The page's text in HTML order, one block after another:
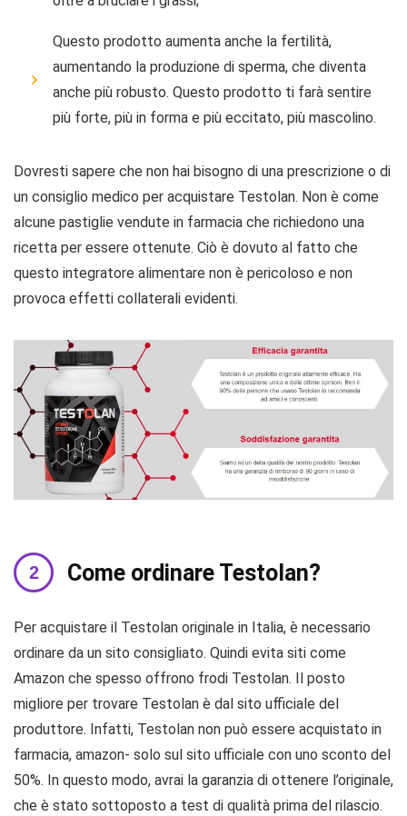
Questo prodotto aumenta anche la fertilità,
aumentando la produzione di sperma, che diventa
anche più robusto. Questo prodotto ti farà sentire
più forte, più in forma e più eccitato, più mascolino.
Dovresti sapere che non hai bisogno di una prescrizione o di
un consiglio medico per acquistare Testolan. Non è come
alcune pastiglie vendute in farmacia che richiedono una
ricetta per essere ottenute. Ciò è dovuto al fatto che
questo integratore alimentare non è pericoloso e non
provoca effetti collaterali evidenti.
Come ordinare Testolan?
Per acquistare il Testolan originale in Italia, è necessario
ordinare da un sito consigliato. Quindi evita siti come
Amazon che spesso offrono frodi Testolan. Il posto
migliore per trovare Testolan è dal sito ufficiale del
produttore. Infatti, Testolan non può essere acquistato in
farmacia, amazon- solo sul sito ufficiale con uno sconto del
50%. In questo modo, avrai la garanzia di ottenere l’originale,
che è stato sottoposto a test di qualità prima del rilascio.